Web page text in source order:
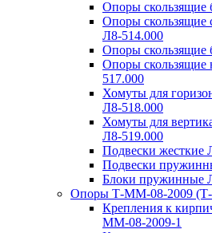
Опоры скользящие
Опоры скользящие
Л8-514.000
Опоры скользящие
Опоры
517.000
Хомуты для
Л8-518.000
Хомуты для
Л8-519.000
Подвески жесткие
Подвески
Блоки пружинные
Опоры Т-ММ-08-2009
Крепления к
ММ-08-2009-1